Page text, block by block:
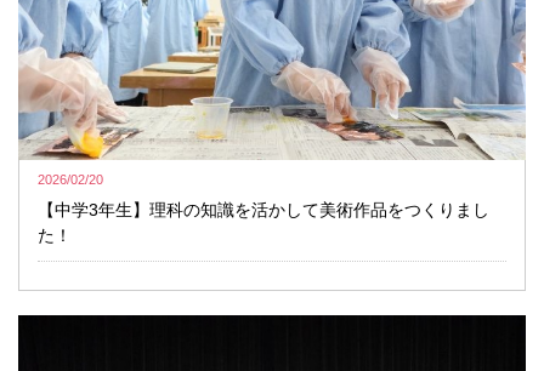
2026/02/20
【中学3年生】理科の知識を活かして美術作品をつくりまし
た！